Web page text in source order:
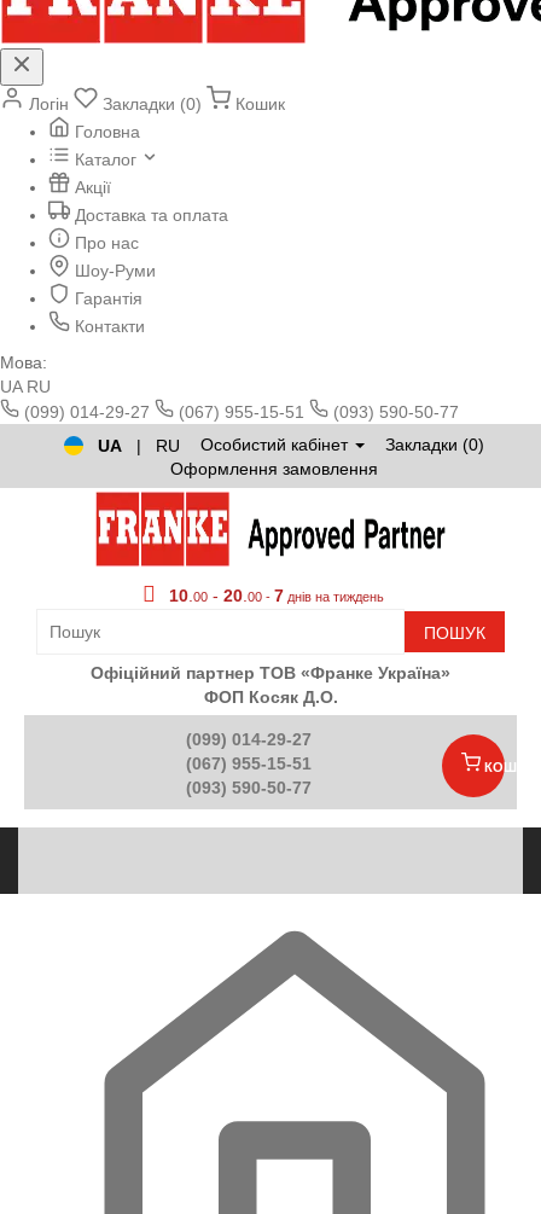
Логін Закладки (0)
Кошик
Головна
Каталог
Акції
Доставка та оплата
Про нас
Шоу-Руми
Гарантія
Контакти
Мова:
UA RU
(099) 014-29-27
(067) 955-15-51
(093) 590-50-77
UA
| RU Особистий кабінет
Закладки (0)
Оформлення замовлення
10 00 - 20 00 - 7 днів на тиждень
ПОШУК
Офіційний партнер ТОВ «Франке Україна»
ФОП Косяк Д.О.
(099) 014-29-27
(067) 955-15-51
(093) 590-50-77
КОШИК